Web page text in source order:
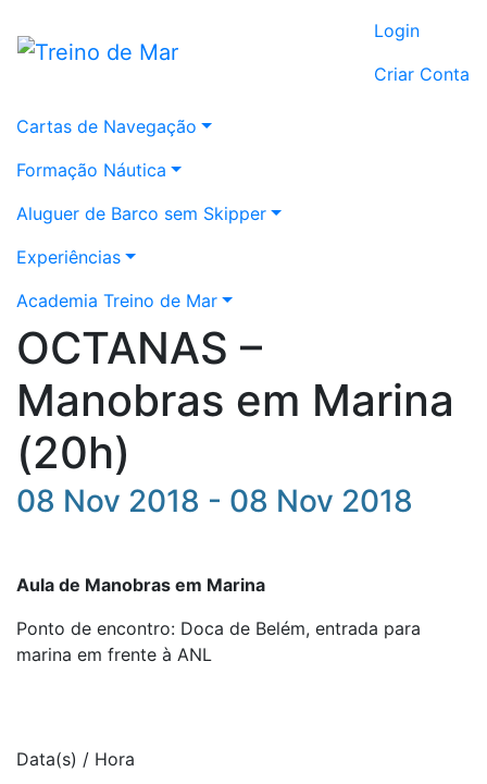
Login
Criar Conta
Cartas de Navegação
Formação Náutica
Aluguer de Barco sem Skipper
Experiências
Academia Treino de Mar
OCTANAS –
Manobras em Marina
(20h)
08 Nov 2018 - 08 Nov 2018
Aula de Manobras em Marina
Ponto de encontro: Doca de Belém, entrada para
marina em frente à ANL
Data(s) / Hora